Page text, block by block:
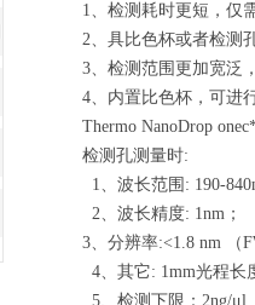
1、检测耗时更短，仅
2、具比色杯或者检测
3、检测范围更加宽泛
4、内置比色杯，可进
Thermo NanoDrop
检测孔测量时:
1、波长范围: 190-
2、波长精度: 1nm；
3、分辨率:<1.8 nm （
4、其它: 1mm光程长
5、检测下限：2ng/μl